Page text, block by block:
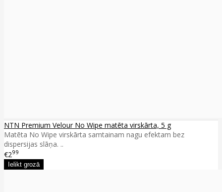
NTN Premium Velour No Wipe matēta virskārta, 5 g
Matēta No Wipe virskārta samtainam nagu efektam bez
dispersijas slāņa. ..
€299